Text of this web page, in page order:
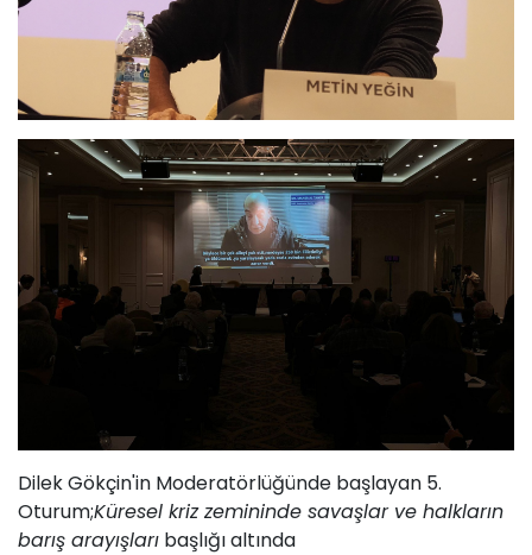
Dilek Gökçin'in Moderatörlüğünde başlayan 5.
Oturum;Küresel kriz zemininde savaşlar ve halkların
barış arayışları başlığı altında